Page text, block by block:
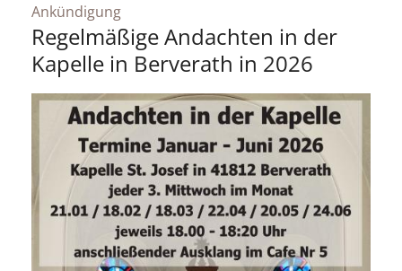
Ankündigung:
Regelmäßige Andachten in der
Kapelle in Berverath in 2026